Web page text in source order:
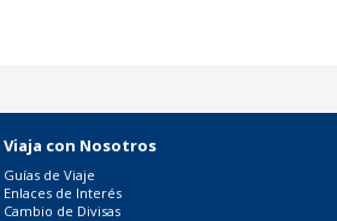
Viaja con Nosotros
Guías de Viaje
Enlaces de Interés
Cambio de Divisas